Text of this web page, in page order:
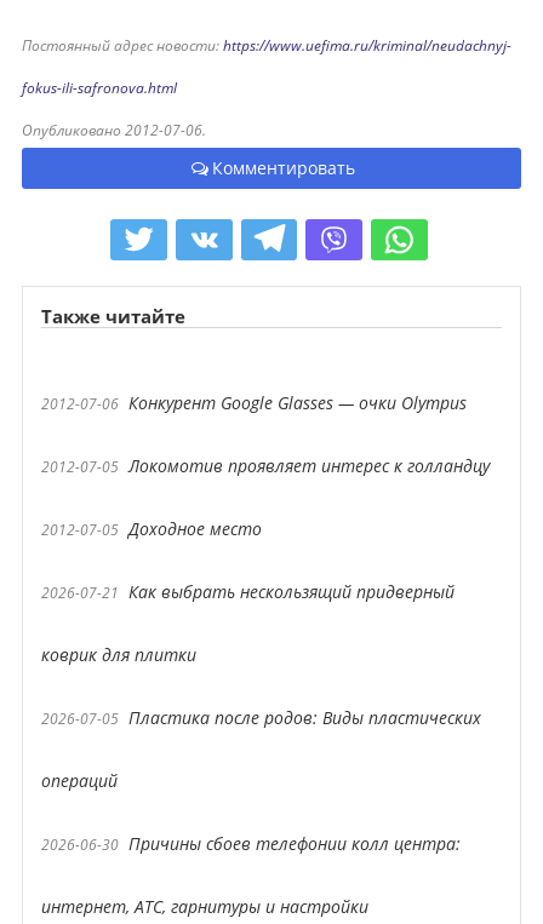
Постоянный адрес новости:https://www.uefima.ru/kriminal/neudachnyj-
fokus-ili-safronova.html
Опубликовано 2012-07-06.
Комментировать
Также читайте
2012-07-06 Конкурент Google Glasses — очки Olympus
2012-07-05 Локомотив проявляет интерес к голландцу
2012-07-05 Доходное место
2026-07-21 Как выбрать нескользящий придверный
коврик для плитки
2026-07-05 Пластика после родов: Виды пластических
операций
2026-06-30 Причины сбоев телефонии колл центра:
интернет, АТС, гарнитуры и настройки